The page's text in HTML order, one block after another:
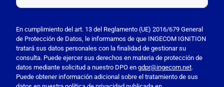
o
r
f
a
v
En cumplimiento del art. 13 del Reglamento (UE) 2016/679 General
de Protección de Datos, le informamos de que INGECOM IGNITION
tratará sus datos personales con la finalidad de gestionar su
consulta. Puede ejercer sus derechos en materia de protección de
datos mediante solicitud a nuestro DPO en gdpr@ingecom.net.
Puede obtener información adicional sobre el tratamiento de sus